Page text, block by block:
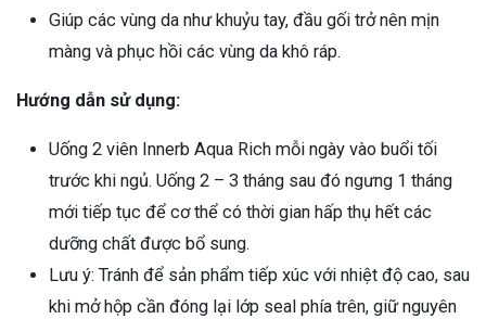
Giúp các vùng da như khuỷu tay, đầu gối trở nên mịn
màng và phục hồi các vùng da khô ráp.
Hướng dẫn sử dụng:
Uống 2 viên Innerb Aqua Rich mỗi ngày vào buổi tối
trước khi ngủ. Uống 2 – 3 tháng sau đó ngưng 1 tháng
mới tiếp tục để cơ thể có thời gian hấp thụ hết các
dưỡng chất được bổ sung.
Lưu ý: Tránh để sản phẩm tiếp xúc với nhiệt độ cao, sau
khi mở hộp cần đóng lại lớp seal phía trên, giữ nguyên